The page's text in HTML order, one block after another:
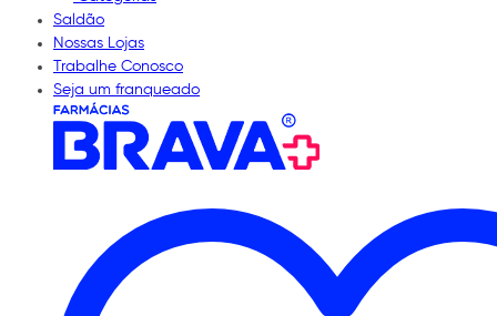
Saldão
Nossas Lojas
Trabalhe Conosco
Seja um franqueado